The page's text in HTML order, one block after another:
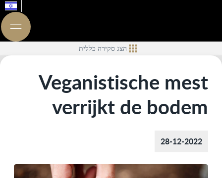
הצג סקירה כללית
Veganistische mest
verrijkt de bodem
28-12-2022